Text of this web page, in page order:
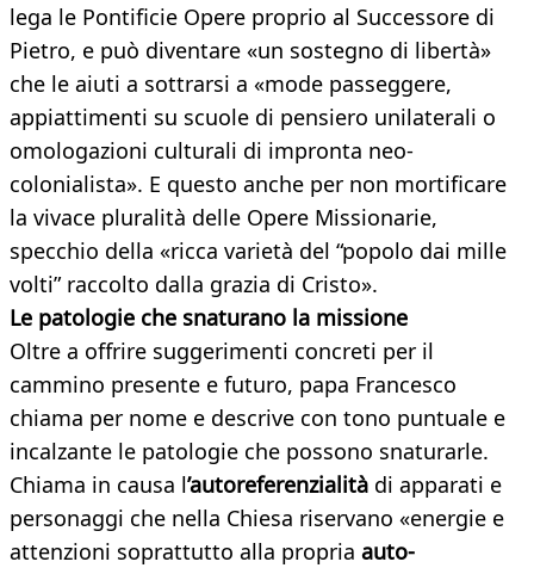
lega le Pontificie Opere proprio al Successore di
Pietro, e può diventare «un sostegno di libertà»
che le aiuti a sottrarsi a «mode passeggere,
appiattimenti su scuole di pensiero unilaterali o
omologazioni culturali di impronta neo-
colonialista». E questo anche per non mortificare
la vivace pluralità delle Opere Missionarie,
specchio della «ricca varietà del “popolo dai mille
volti” raccolto dalla grazia di Cristo».
Le patologie che snaturano la missione
Oltre a offrire suggerimenti concreti per il
cammino presente e futuro, papa Francesco
chiama per nome e descrive con tono puntuale e
incalzante le patologie che possono snaturarle.
Chiama in causa l’autoreferenzialità di apparati e
personaggi che nella Chiesa riservano «energie e
attenzioni soprattutto alla propria auto-